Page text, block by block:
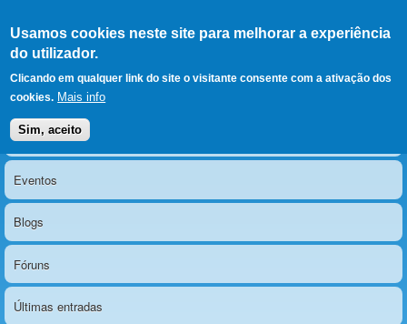
Usamos cookies neste site para melhorar a experiência
do utilizador.
Clicando em qualquer link do site o visitante consente com a ativação dos
cookies. Mais info
Sim, aceito
LERPARAVER , ir para a
página principal
O portal da visão diferente
Menu principal
Notícias
Eventos
Blogs
Fóruns
Últimas entradas